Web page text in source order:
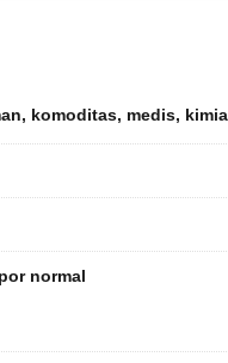
komoditas, medis,
normal